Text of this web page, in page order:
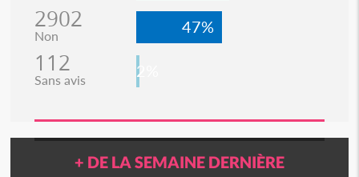
2902
Non 47%
112
Sans avis 2%
+ DE LA SEMAINE DERNIÈRE